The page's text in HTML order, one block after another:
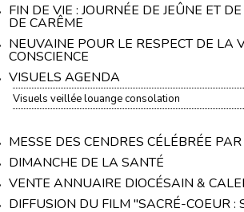
FIN DE VIE : JOURNÉE DE JEÛNE ET
DE CARÊME
NEUVAINE POUR LE RESPECT DE LA
CONSCIENCE
VISUELS AGENDA
Visuels veillée louange consolation
MESSE DES CENDRES CÉLÉBRÉE
DIMANCHE DE LA SANTÉ
VENTE ANNUAIRE DIOCÉSAIN &
DIFFUSION DU FILM "SACRÉ-COEUR